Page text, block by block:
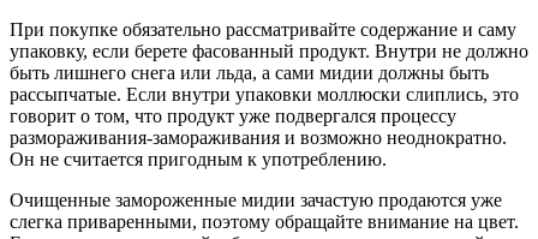
При покупке обязательно рассматривайте содержание и саму
упаковку, если берете фасованный продукт. Внутри не должно
быть лишнего снега или льда, а сами мидии должны быть
рассыпчатые. Если внутри упаковки моллюски слиплись, это
говорит о том, что продукт уже подвергался процессу
размораживания-замораживания и возможно неоднократно.
Он не считается пригодным к употреблению.
Очищенные замороженные мидии зачастую продаются уже
слегка приваренными, поэтому обращайте внимание на цвет.